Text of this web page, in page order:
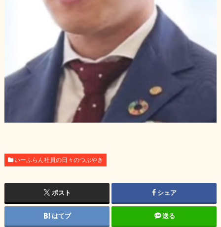
いーふらん社員の日々のつぶやき
ポスト シェア
はてブ 送る